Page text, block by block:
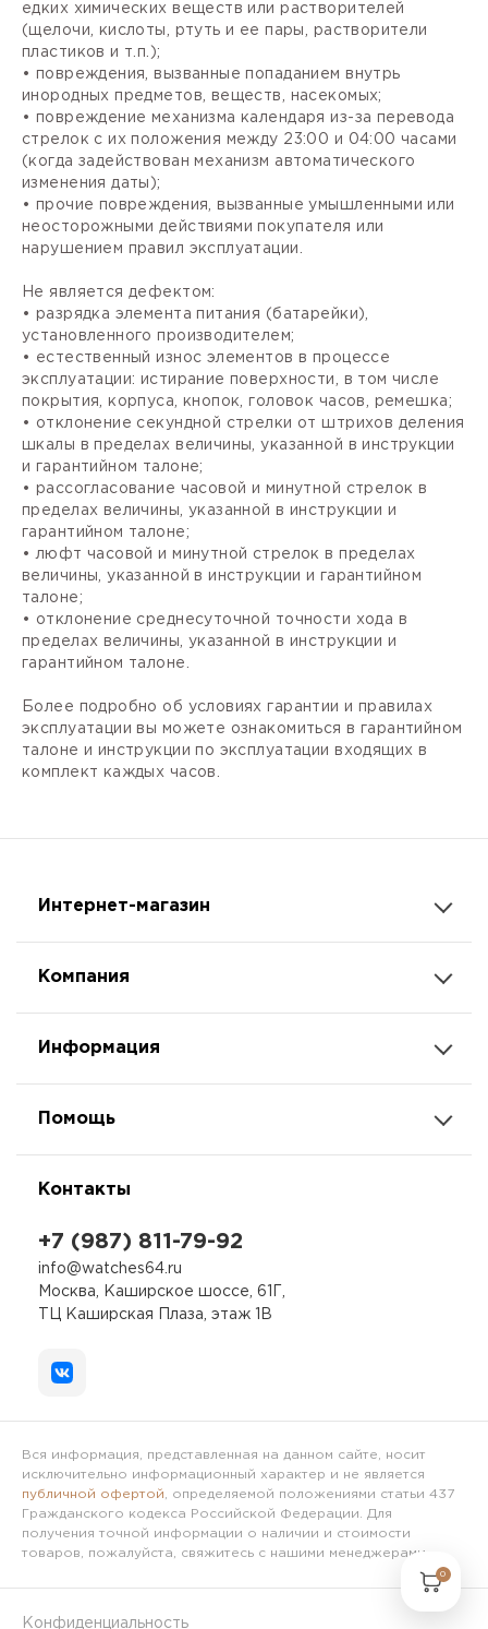
едких химических веществ или растворителей
(щелочи, кислоты, ртуть и ее пары, растворители
пластиков и т.п.);
• повреждения, вызванные попаданием внутрь
инородных предметов, веществ, насекомых;
• повреждение механизма календаря из-за перевода
стрелок с их положения между 23:00 и 04:00 часами
(когда задействован механизм автоматического
изменения даты);
• прочие повреждения, вызванные умышленными или
неосторожными действиями покупателя или
нарушением правил эксплуатации.
Не является дефектом:
• разрядка элемента питания (батарейки),
установленного производителем;
• естественный износ элементов в процессе
эксплуатации: истирание поверхности, в том числе
покрытия, корпуса, кнопок, головок часов, ремешка;
• отклонение секундной стрелки от штрихов деления
шкалы в пределах величины, указанной в инструкции
и гарантийном талоне;
• рассогласование часовой и минутной стрелок в
пределах величины, указанной в инструкции и
гарантийном талоне;
• люфт часовой и минутной стрелок в пределах
величины, указанной в инструкции и гарантийном
талоне;
• отклонение среднесуточной точности хода в
пределах величины, указанной в инструкции и
гарантийном талоне.
Более подробно об условиях гарантии и правилах
эксплуатации вы можете ознакомиться в гарантийном
талоне и инструкции по эксплуатации входящих в
комплект каждых часов.
Интернет-магазин
Компания
Информация
Помощь
Контакты
+7 (987) 811-79-92
info@watches64.ru
Москва, Каширское шоссе, 61Г,
ТЦ Каширская Плаза, этаж 1В
Вся информация, представленная на данном сайте, носит
исключительно информационный характер и не является
публичной офертой , определяемой положениями статьи 437
Гражданского кодекса Российской Федерации. Для
получения точной информации о наличии и стоимости
товаров, пожалуйста, свяжитесь с нашими менеджерами.
Конфиденциальность
0